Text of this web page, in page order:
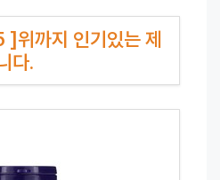
위까지 인기있는 제
다.